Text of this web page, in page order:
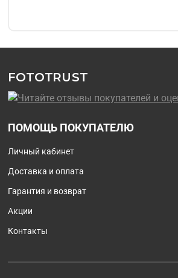
FOTOTRUST
ПОМОЩЬ ПОКУПАТЕЛЮ
Личный кабинет
Доставка и оплата
Гарантия и возврат
Акции
Контакты